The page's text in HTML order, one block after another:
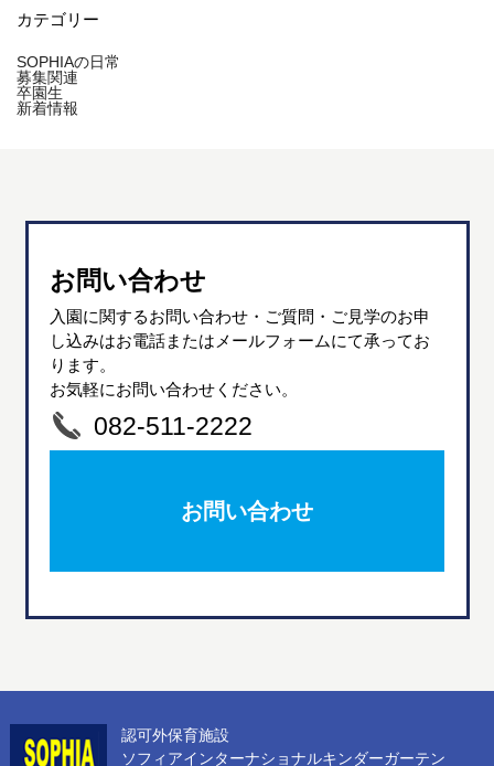
カテゴリー
SOPHIAの日常
募集関連
卒園生
新着情報
お問い合わせ
入園に関するお問い合わせ・ご質問・ご見学のお申
し込みはお電話またはメールフォームにて承ってお
ります。
お気軽にお問い合わせください。
082-511-2222
お問い合わせ
認可外保育施設
ソフィアインターナショナルキンダーガーテン